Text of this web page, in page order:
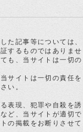
た記事等については、
するものではありませ
も、当サイトは一切の
サイトは一切の責任を
い。
表現、犯罪や自殺を誘
ど、当サイトが適切で
の掲載をお断りさせて